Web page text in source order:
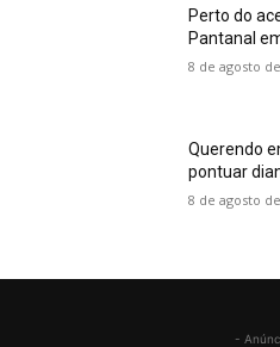
Perto do
Pantanal
8 de agosto
Querendo
pontuar
8 de agosto
-